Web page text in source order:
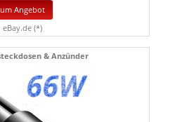
Angebot
eBay.de (*)
& Anzünder